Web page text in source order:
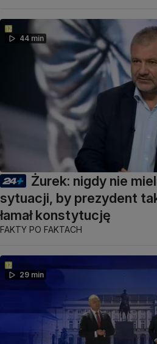
44 min
Żurek: nigdy nie
sytuacji, by prezydent
łamał konstytucję
FAKTY PO FAKTACH
29 min